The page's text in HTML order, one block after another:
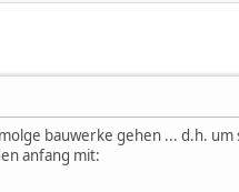
bauwerke gehen ... d.h.
anfang mit: